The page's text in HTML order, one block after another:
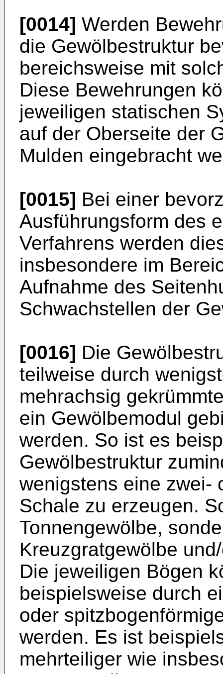
[0014] Werden
die Gewölbestruktur
bereichsweise mit
Diese Bewehrungen
jeweiligen statischen
auf der Oberseite der
Mulden eingebracht
[0015] Bei einer
Ausführungsform des
Verfahrens werden
insbesondere im
Aufnahme des
Schwachstellen der
[0016] Die
teilweise durch
mehrachsig
ein Gewölbemodul
werden. So ist es
Gewölbestruktur
wenigstens eine zwei-
Schale zu erzeugen.
Tonnengewölbe,
Kreuzgratgewölbe
Die jeweiligen Bögen
beispielsweise durch
oder
werden. Es ist
mehrteiliger wie